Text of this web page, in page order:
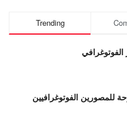
Trending
الفوتوغرافي
للمصورين الفوتوغرافيين